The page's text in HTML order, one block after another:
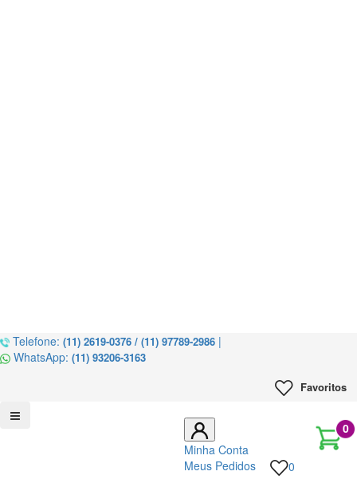
Telefone: (11) 2619-0376 / (11) 97789-2986 |
WhatsApp: (11) 93206-3163
Favoritos
Minha Conta
Meus Pedidos
0
0